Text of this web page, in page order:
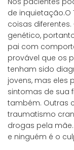
de inquietação.O
coisas
genético,
pai com
provável que os
tenham sido
jovens, mas eles
sintomas de sua
também. Outras
traumatismo
drogas pela
e ninguém é o